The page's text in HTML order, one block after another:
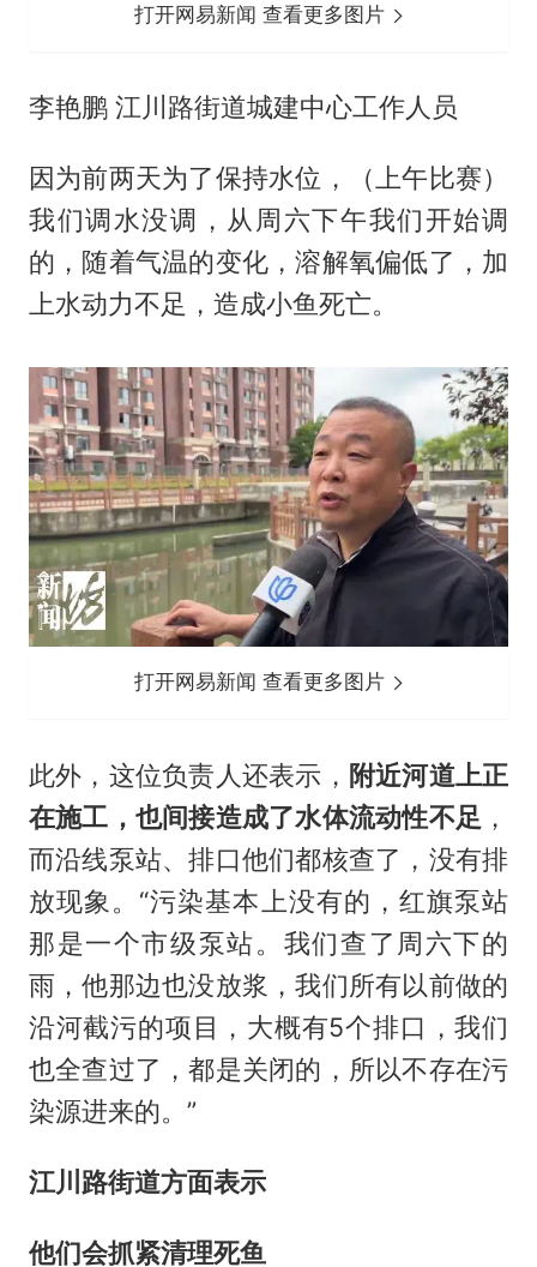
打开网易新闻 查看更多图片
李艳鹏 江川路街道城建中心工作人员
因为前两天为了保持水位，（上午比赛）
我们调水没调，从周六下午我们开始调
的，随着气温的变化，溶解氧偏低了，加
上水动力不足，造成小鱼死亡。
打开网易新闻 查看更多图片
此外，这位负责人还表示， 附近河道上正
在施工，也间接造成了水体流动性不足 ，
而沿线泵站、排口他们都核查了，没有排
放现象。“污染基本上没有的，红旗泵站
那是一个市级泵站。我们查了周六下的
雨，他那边也没放浆，我们所有以前做的
沿河截污的项目，大概有5个排口，我们
也全查过了，都是关闭的，所以不存在污
染源进来的。”
江川路街道方面表示
他们会抓紧清理死鱼